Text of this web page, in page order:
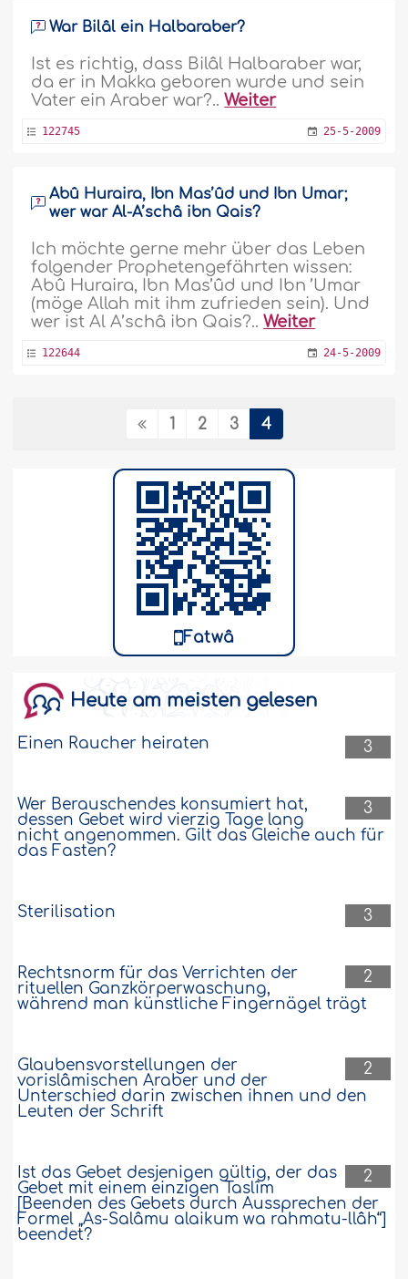
War Bilâl ein Halbaraber?
Ist es richtig, dass Bilâl Halbaraber war,
da er in Makka geboren wurde und sein
Vater ein Araber war?..Weiter
122745 25-5-2009
Abû Huraira, Ibn Mas’ûd und Ibn Umar;
wer war Al-A’schâ ibn Qais?
Ich möchte gerne mehr über das Leben
folgender Prophetengefährten wissen:
Abû Huraira, Ibn Mas’ûd und Ibn ’Umar
(möge Allah mit ihm zufrieden sein). Und
wer ist Al A’schâ ibn Qais?..Weiter
122644 24-5-2009
1 2 3 4
Fatwâ
Heute am meisten gelesen
3
Einen Raucher heiraten
3
Wer Berauschendes konsumiert hat,
dessen Gebet wird vierzig Tage lang
nicht angenommen. Gilt das Gleiche auch für
das Fasten?
3
Sterilisation
2
Rechtsnorm für das Verrichten der
rituellen Ganzkörperwaschung,
während man künstliche Fingernägel trägt
2
Glaubensvorstellungen der
vorislâmischen Araber und der
Unterschied darin zwischen ihnen und den
Leuten der Schrift
2
Ist das Gebet desjenigen gültig, der das
Gebet mit einem einzigen Taslîm
[Beenden des Gebets durch Aussprechen der
Formel „As-Salâmu alaikum wa rahmatu-llâh“]
beendet?